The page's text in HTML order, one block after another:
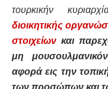
τουρκικήν
διοικητικής
στοιχείων και
μη
αφορά εις την
των προσώπων και